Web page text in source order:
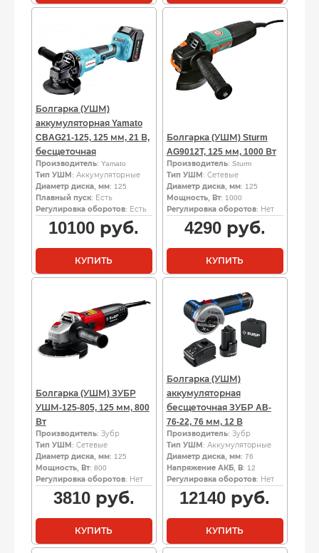
Болгарка (УШМ)
аккумуляторная Yamato
CBAG21-125, 125 мм, 21 В,
бесщеточная
Производитель: Yamato
Тип УШМ : Аккумуляторные
Диаметр диска, мм: 125
Плавный пуск: Есть
Регулировка оборотов: Есть
10100 руб.
КУПИТЬ
Болгарка (УШМ) Sturm
AG9012T, 125 мм, 1000 Вт
Производитель: Sturm
Тип УШМ : Сетевые
Диаметр диска, мм: 125
Мощность, Вт: 1000
Регулировка оборотов: Нет
4290руб.
КУПИТЬ
Болгарка (УШМ) ЗУБР
УШМ-125-805, 125 мм, 800
Вт
Производитель: Зубр
Тип УШМ : Сетевые
Диаметр диска, мм: 125
Мощность, Вт: 800
Регулировка оборотов: Нет
3810руб.
КУПИТЬ
Болгарка (УШМ)
аккумуляторная
бесщеточная ЗУБР AB-
76-22, 76 мм, 12 В
Производитель: Зубр
Тип УШМ : Аккумуляторные
Диаметр диска, мм: 76
Напряжение АКБ, В: 12
Регулировка оборотов: Нет
12140 руб.
КУПИТЬ